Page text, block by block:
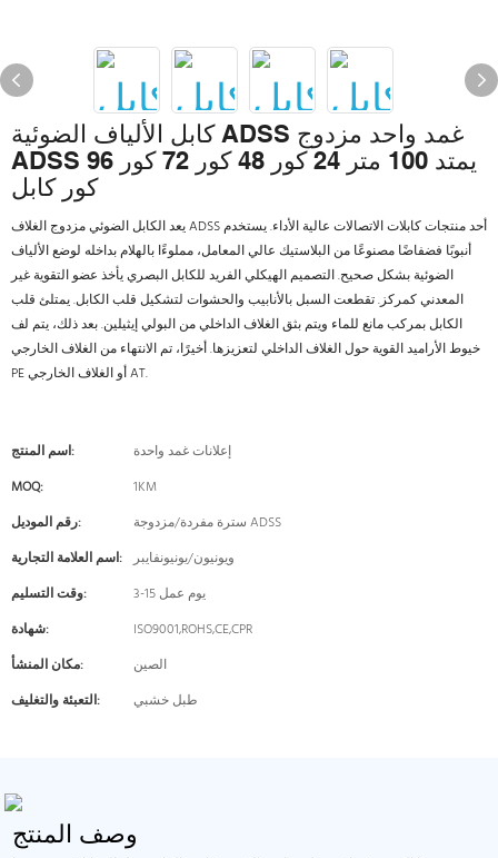
كابل الألياف الضوئية ADSS غمد واحد مزدوج
ADSS يمتد 100 متر 24 كور 48 كور 72 كور 96
كور كابل
يعد الكابل الضوئي مزدوج الغلاف ADSS أحد منتجات كابلات الاتصالات عالية الأداء. يستخدم
أنبوبًا فضفاضًا مصنوعًا من البلاستيك عالي المعامل، مملوءًا بالهلام بداخله لوضع الألياف
الضوئية بشكل صحيح. التصميم الهيكلي الفريد للكابل البصري يأخذ عضو التقوية غير
المعدني كمركز. تقطعت السبل بالأنابيب والحشوات لتشكيل قلب الكابل. يمتلئ قلب
الكابل بمركب مانع للماء ويتم بثق الغلاف الداخلي من البولي إيثيلين. بعد ذلك، يتم لف
خيوط الأراميد القوية حول الغلاف الداخلي لتعزيزها. أخيرًا، تم الانتهاء من الغلاف الخارجي
PE أو الغلاف الخارجي AT.
اسم المنتج:
إعلانات غمد واحدة
MOQ:
1KM
رقم الموديل:
سترة مفردة/مزدوجة ADSS
اسم العلامة التجارية: ويونيون/يونيونفايبر
وقت التسليم:
3-15 يوم عمل
شهادة:
ISO9001,ROHS,CE,CPR
مكان المنشأ:
الصين
التعبئة والتغليف:
طبل خشبي
وصف المنتج